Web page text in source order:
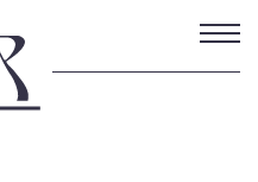
تجاوز
إلى
المحتوى